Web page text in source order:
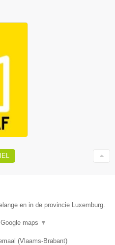
en in de provincie Luxemburg.
Google maps ▼
(Vlaams-Brabant)